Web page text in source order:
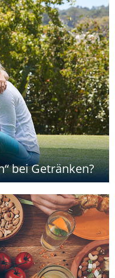
bei Getränken?